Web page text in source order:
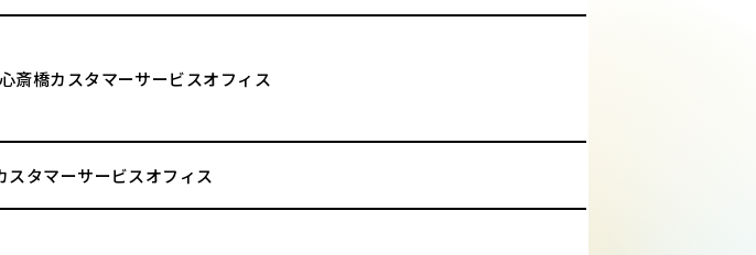
斎橋カスタマーサービスオフィス
タマーサービスオフィス